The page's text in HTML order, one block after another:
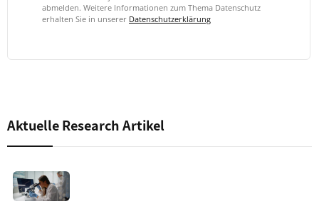
abmelden. Weitere Informationen zum Thema Datenschutz
erhalten Sie in unserer Datenschutzerklärung
Aktuelle Research Artikel